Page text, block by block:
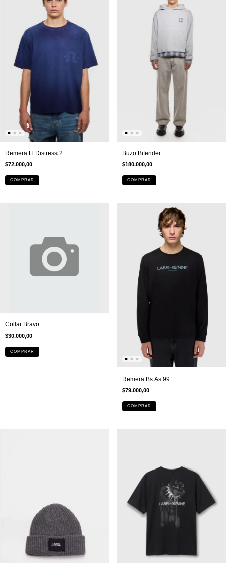
Remera Ll Distress 2
$72.000,00
COMPRAR
Buzo Bifender
$180.000,00
COMPRAR
Collar Bravo
$30.000,00
COMPRAR
Remera Bs As 99
$79.000,00
COMPRAR